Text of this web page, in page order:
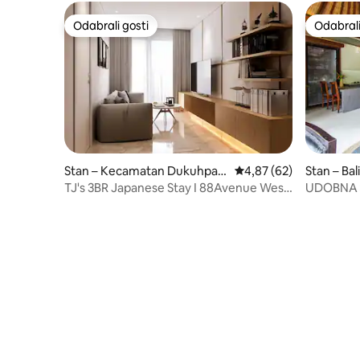
Odabrali gosti
Odabrali gosti
Stan – Kecamatan Dukuhpaki
s
Prosječna ocjena:
4,87 (62)
TJ's 3BR Japanese Stay I 88Avenue West
Stan – Bali
UDOBNA